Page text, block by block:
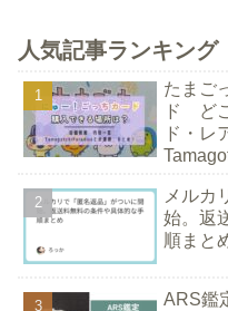
人気記事ランキング
たまご
ド ど
ド・レ
メルカ
始。返
順まと
ARS鑑